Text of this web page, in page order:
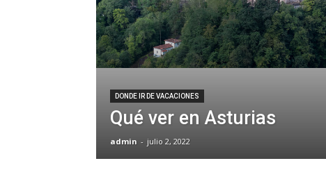
DONDE IR DE VACACIONES
Qué ver en Asturias
admin - julio 2, 2022